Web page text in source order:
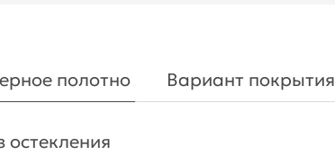
полотно Вариант покрытия
остекления